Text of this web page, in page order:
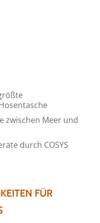
zwischen Meer und
durch COSYS
FÜR